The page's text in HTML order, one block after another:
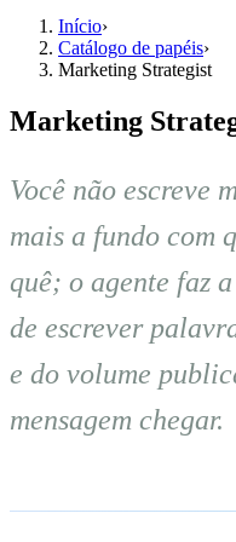
Início›
Catálogo de papéis›
Marketing Strategist
Marketing
Você não escreve
mais a fundo com
quê; o agente faz
de escrever
e do volume
mensagem chegar.